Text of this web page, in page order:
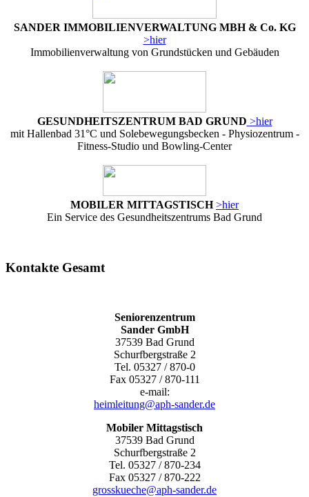
SANDER IMMOBILIENVERWALTUNG MBH & Co. KG
>hier
Immobilienverwaltung von Grundstücken und Gebäuden
GESUNDHEITSZENTRUM BAD GRUND >hier
mit Hallenbad 31°C und Solebewegungsbecken - Physiozentrum -
Fitness-Studio und Bowling-Center
MOBILER MITTAGSTISCH>hier
Ein Service des Gesundheitszentrums Bad Grund
Kontakte Gesamt
Seniorenzentrum
Sander GmbH
37539 Bad Grund
Schurfbergstraße 2
Tel. 05327 / 870-0
Fax 05327 / 870-111
e-mail:
heimleitung@aph-sander.de
Mobiler Mittagstisch
37539 Bad Grund
Schurfbergstraße 2
Tel. 05327 / 870-234
Fax 05327 / 870-222
grosskueche@aph-sander.de